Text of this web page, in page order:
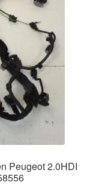
Peugeot 2.0HDI